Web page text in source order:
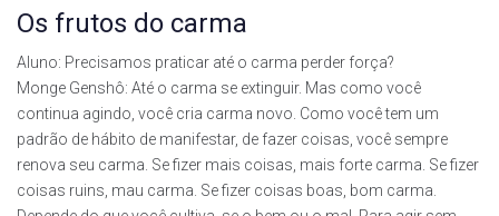
Os frutos do carma
Aluno: Precisamos praticar até o carma perder força?
Monge Genshô: Até o carma se extinguir. Mas como você
continua agindo, você cria carma novo. Como você tem um
padrão de hábito de manifestar, de fazer coisas, você sempre
renova seu carma. Se fizer mais coisas, mais forte carma. Se fizer
coisas ruins, mau carma. Se fizer coisas boas, bom carma.